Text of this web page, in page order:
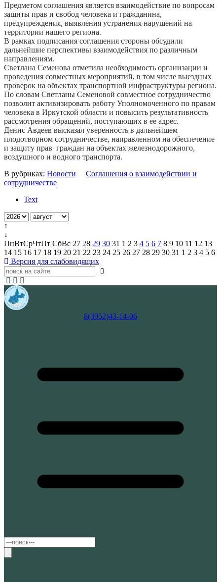
Предметом соглашения является взаимодействие по вопросам
защиты прав и свобод человека и гражданина,
предупреждения, выявления устранения нарушений на
территории нашего региона.
В рамках подписания соглашения стороны обсудили
дальнейшие перспективы взаимодействия по различным
направлениям.
Светлана Семенова отметила необходимость организации и
проведения совместных мероприятий, в том числе выездных
проверок на объектах транспортной инфраструктуры региона.
По словам Светланы Семеновой совместное сотрудничество
позволит активизировать работу Уполномоченного по правам
человека в Иркутской области и повысить результативность
рассмотрения обращений, поступающих в ее адрес.
Денис Авдеев высказал уверенность в дальнейшем
плодотворном сотрудничестве, направленном на обеспечение
и защиту прав граждан на объектах железнодорожного,
воздушного и водного транспорта.
В рубриках: Новости
Соглашения о взаимодействии и
сотрудничестве
Text
↑
↓
ПнВтСрЧтПт СбВс 27 28 29 30 31 1 2 3 4 5 6 7 8 9 10 11 12 13
14 15 16 17 18 19 20 21 22 23 24 25 26 27 28 29 30 31 1 2 3 4 5 6
Версия для слабовидящих
8(3952)43-14-06